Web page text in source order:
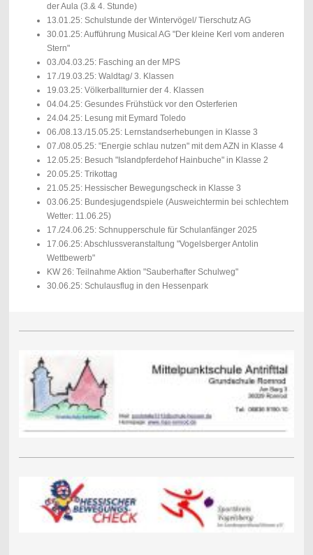
der Aula (3.& 4. Stunde)
13.01.25: Schulstunde der Wintervögel/ Tierschutz AG
30.01.25: Aufführung Musical AG "Der kleine Kerl vom anderen
Stern"
03./04.03.25: Fasching an der MPS
17./19.03.25: Waldtag/ 3. Klassen
19.03.25: Völkerballturnier der 4. Klassen
04.04.25: Gesundes Frühstück vor den Osterferien
24.04.25: Lesung mit Eymard Toledo
06./08.13./15.05.25: Lernstandserhebungen in Klasse 3
07./08.05.25: "Energie schlau nutzen" mit dem AZN in Klasse 4
12.05.25: Besuch "Islandpferdehof Hainbuche" in Klasse 2
20.05.25: Trikottag
21.05.25: Hessischer Bewegungscheck in Klasse 3
03.06.25: Bundesjugendspiele (Ausweichtermin bei schlechtem
Wetter: 11.06.25)
17./24.06.25: Schnupperschule für Schulanfänger 2025
17.06.25: Abschlussveranstaltung "Vogelsberger Antolin
Wettbewerb"
KW 26: Teilnahme Aktion "Sauberhafter Schulweg"
30.06.25: Schulausflug in den Hessenpark